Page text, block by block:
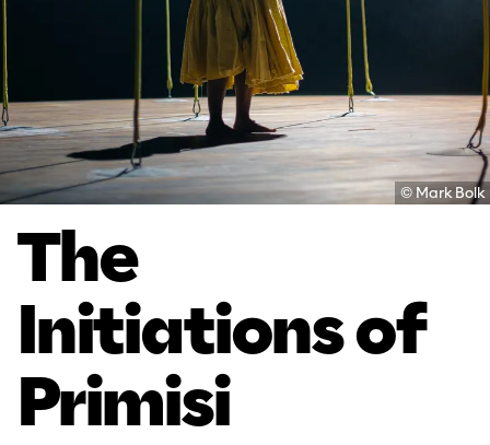
© Mark Bolk
The
Initiations of
Primisi